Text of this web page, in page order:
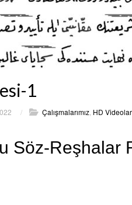
1
/ Çalışmalarımız HD
Söz-Reşhalar